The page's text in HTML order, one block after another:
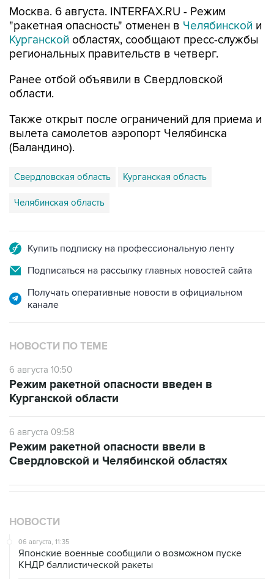
Москва. 6 августа. INTERFAX.RU - Режим
"ракетная опасность" отменен в Челябинской и
Курганской областях, сообщают пресс-службы
региональных правительств в четверг.
Ранее отбой объявили в Свердловской
области.
Также открыт после ограничений для приема и
вылета самолетов аэропорт Челябинска
(Баландино).
Свердловская область Курганская область
Челябинская область
Купить подписку на профессиональную ленту
Подписаться на рассылку главных новостей сайта
Получать оперативные новости в официальном
канале
НОВОСТИ ПО ТЕМЕ
6 августа 10:50
Режим ракетной опасности введен в
Курганской области
6 августа 09:58
Режим ракетной опасности ввели в
Свердловской и Челябинской областях
НОВОСТИ
06 августа, 11:35
Японские военные сообщили о возможном пуске
КНДР баллистической ракеты